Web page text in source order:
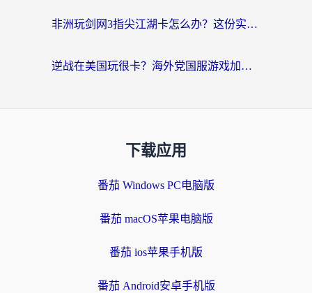
非洲玩剑网3指尖江湖卡怎么办？这份实测有效的国服游戏加速指南请收好
逆战在美国玩很卡？海外党国服游戏加速终极指南（附DNF宝可梦加速技巧）
下载应用
番茄 Windows PC电脑版
番茄 macOS苹果电脑版
番茄 ios苹果手机版
番茄 Android安卓手机版